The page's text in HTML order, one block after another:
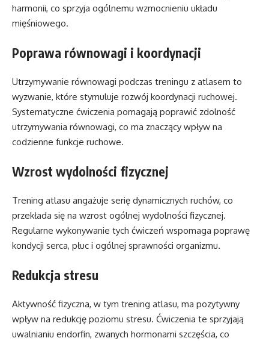
harmonii, co sprzyja ogólnemu wzmocnieniu układu
mięśniowego.
Poprawa równowagi i koordynacji
Utrzymywanie równowagi podczas treningu z atlasem to
wyzwanie, które stymuluje rozwój koordynacji ruchowej.
Systematyczne ćwiczenia pomagają poprawić zdolność
utrzymywania równowagi, co ma znaczący wpływ na
codzienne funkcje ruchowe.
Wzrost wydolności fizycznej
Trening atlasu angażuje serię dynamicznych ruchów, co
przekłada się na wzrost ogólnej wydolności fizycznej.
Regularne wykonywanie tych ćwiczeń wspomaga poprawę
kondycji serca, płuc i ogólnej sprawności organizmu.
Redukcja stresu
Aktywność fizyczna, w tym trening atlasu, ma pozytywny
wpływ na redukcję poziomu stresu. Ćwiczenia te sprzyjają
uwalnianiu endorfin, zwanych hormonami szczęścia, co